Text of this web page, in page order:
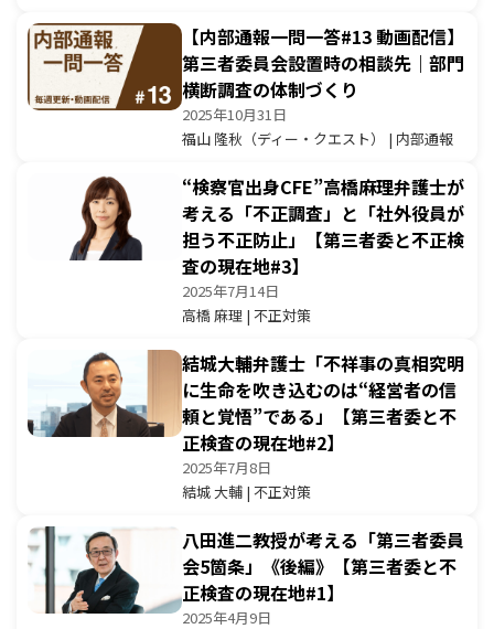
【内部通報一問一答#13 動画配信】
第三者委員会設置時の相談先｜部門
横断調査の体制づくり
2025年10月31日
福山 隆秋（ディー・クエスト） | 内部通報
“検察官出身CFE”高橋麻理弁護士が
考える「不正調査」と「社外役員が
担う不正防止」【第三者委と不正検
査の現在地#3】
2025年7月14日
高橋 麻理 | 不正対策
結城大輔弁護士「不祥事の真相究明
に生命を吹き込むのは“経営者の信
頼と覚悟”である」【第三者委と不
正検査の現在地#2】
2025年7月8日
結城 大輔 | 不正対策
八田進二教授が考える「第三者委員
会5箇条」《後編》【第三者委と不
正検査の現在地#1】
2025年4月9日